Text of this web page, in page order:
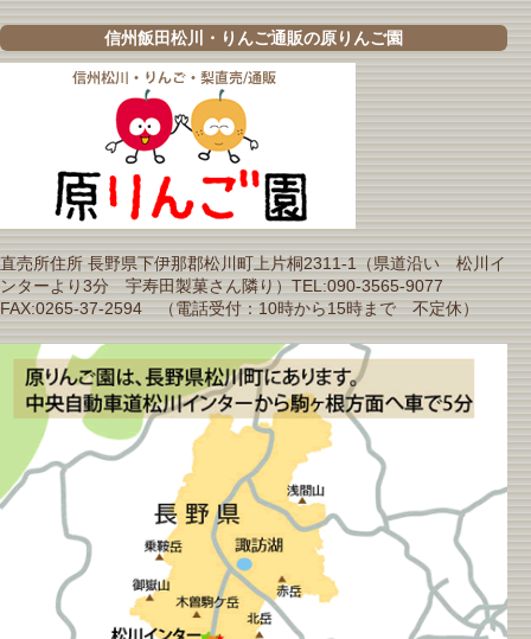
信州飯田松川・りんご通販の原りんご園
直売所住所 長野県下伊那郡松川町上片桐2311-1（県道沿い 松川イ
ンターより3分 宇寿田製菓さん隣り）TEL:090-3565-9077
FAX:0265-37-2594 （電話受付：10時から15時まで 不定休）